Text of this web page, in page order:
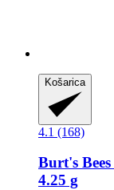
Košarica
4.1 (168)
Burt's Bees
4.25 g